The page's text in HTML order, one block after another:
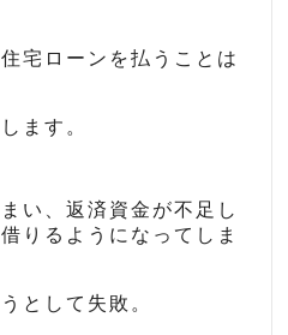
宅ローンを払うことは
ます。
い、返済資金が不足し
りるようになってしま
として失敗。